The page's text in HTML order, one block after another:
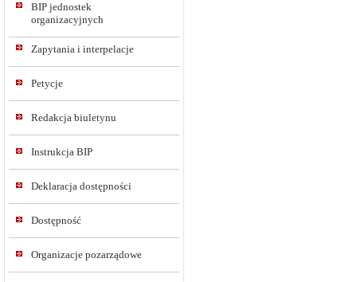
BIP jednostek
organizacyjnych
Zapytania i interpelacje
Petycje
Redakcja biuletynu
Instrukcja BIP
Deklaracja dostępności
Dostępność
Organizacje pozarządowe